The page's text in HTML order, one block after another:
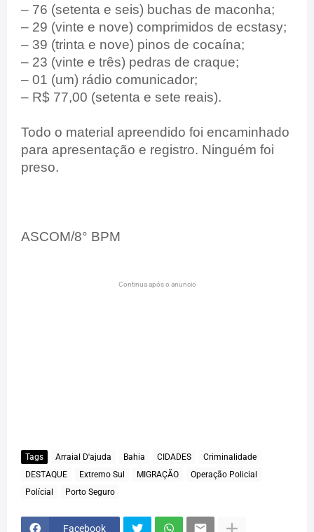
– 76 (setenta e seis) buchas de maconha;
– 29 (vinte e nove) comprimidos de ecstasy;
– 39 (trinta e nove) pinos de cocaína;
– 23 (vinte e três) pedras de craque;
– 01 (um) rádio comunicador;
– R$ 77,00 (setenta e sete reais).
Todo o material apreendido foi encaminhado
para apresentação e registro. Ninguém foi
preso.
ASCOM/8° BPM
Continua após o anuncio
Tags Arraial D'ajuda Bahia CIDADES
Criminalidade
DESTAQUE
Extremo Sul MIGRAÇÃO
Operação Policial
Polícial
Porto Seguro
Facebook